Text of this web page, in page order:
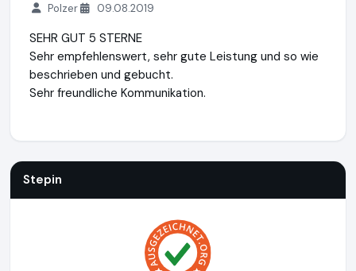
Polzer 09.08.2019
SEHR GUT 5 STERNE
Sehr empfehlenswert, sehr gute Leistung und so wie
beschrieben und gebucht.
Sehr freundliche Kommunikation.
Stepin